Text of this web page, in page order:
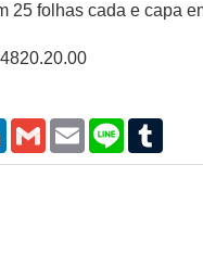
25 folhas cada e capa
LinkedIn
GmailEmailLine